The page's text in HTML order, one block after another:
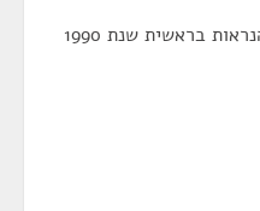
לסיכום, ההתפתחויות הכלכליות הנראות בראשית שנת 1990